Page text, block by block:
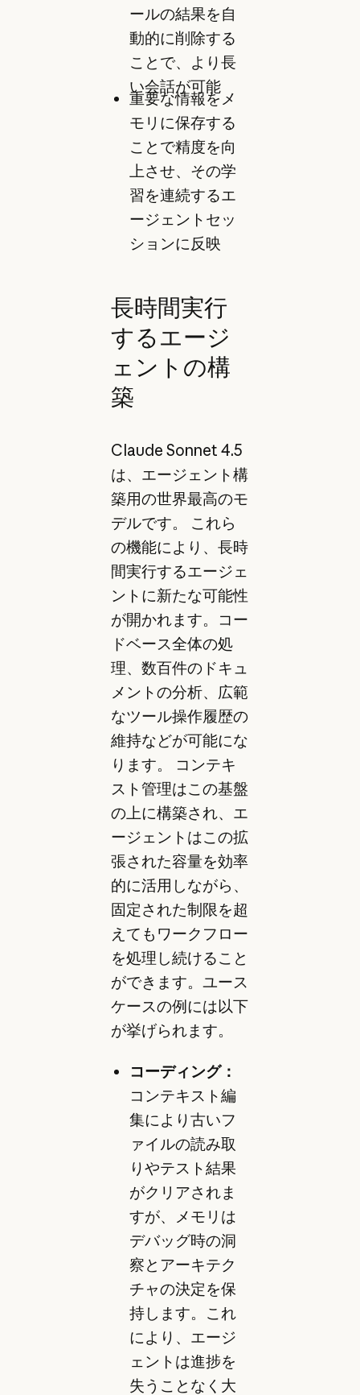
ールの結果を自
動的に削除する
ことで、より長
い会話が可能
重要な情報をメ
モリに保存する
ことで精度を向
上させ、その学
習を連続するエ
ージェントセッ
ションに反映
長時間実行
するエージ
ェントの構
築
Claude Sonnet 4.5
は、エージェント構
築用の世界最高のモ
デルです。 これら
の機能により、長時
間実行するエージェ
ントに新たな可能性
が開かれます。コー
ドベース全体の処
理、数百件のドキュ
メントの分析、広範
なツール操作履歴の
維持などが可能にな
ります。 コンテキ
スト管理はこの基盤
の上に構築され、エ
ージェントはこの拡
張された容量を効率
的に活用しながら、
固定された制限を超
えてもワークフロー
を処理し続けること
ができます。ユース
ケースの例には以下
が挙げられます。
コーディング：
コンテキスト編
集により古いフ
ァイルの読み取
りやテスト結果
がクリアされま
すが、メモリは
デバッグ時の洞
察とアーキテク
チャの決定を保
持します。これ
により、エージ
ェントは進捗を
失うことなく大